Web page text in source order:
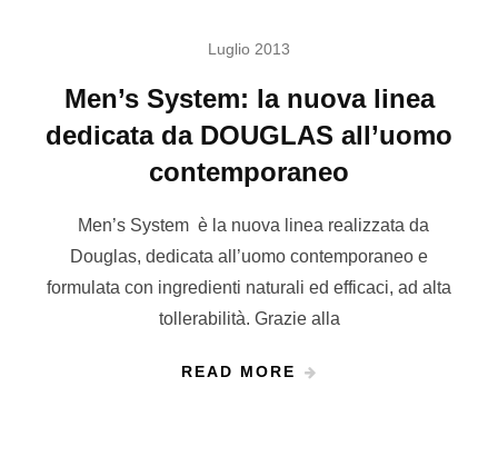
Luglio 2013
Men’s System: la nuova linea
dedicata da DOUGLAS all’uomo
contemporaneo
Men’s System è la nuova linea realizzata da
Douglas, dedicata all’uomo contemporaneo e
formulata con ingredienti naturali ed efficaci, ad alta
tollerabilità. Grazie alla
READ MORE